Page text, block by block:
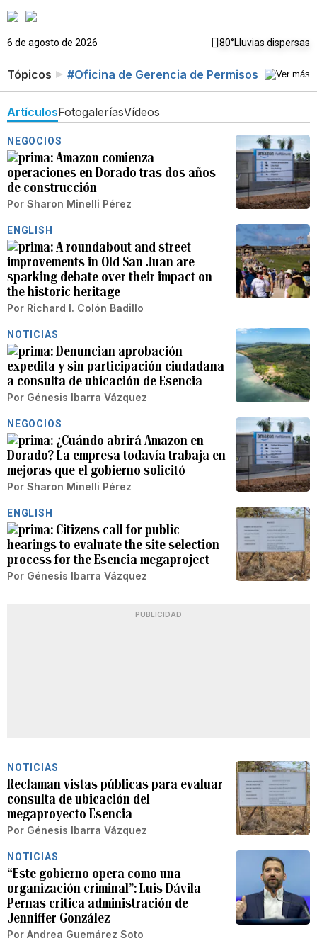
6 de agosto de 2026 80°Lluvias dispersas
Tópicos #Oficina de Gerencia de Permisos
ArtículosFotogaleríasVídeos
NEGOCIOS
Amazon comienza
operaciones en Dorado tras dos años
de construcción
Por Sharon Minelli Pérez
ENGLISH
A roundabout and street
improvements in Old San Juan are
sparking debate over their impact on
the historic heritage
Por Richard I. Colón Badillo
NOTICIAS
Denuncian aprobación
expedita y sin participación ciudadana
a consulta de ubicación de Esencia
Por Génesis Ibarra Vázquez
NEGOCIOS
¿Cuándo abrirá Amazon en
Dorado? La empresa todavía trabaja en
mejoras que el gobierno solicitó
Por Sharon Minelli Pérez
ENGLISH
Citizens call for public
hearings to evaluate the site selection
process for the Esencia megaproject
Por Génesis Ibarra Vázquez
PUBLICIDAD
NOTICIAS
Reclaman vistas públicas para evaluar
consulta de ubicación del
megaproyecto Esencia
Por Génesis Ibarra Vázquez
NOTICIAS
“Este gobierno opera como una
organización criminal”: Luis Dávila
Pernas critica administración de
Jenniffer González
Por Andrea Guemárez Soto